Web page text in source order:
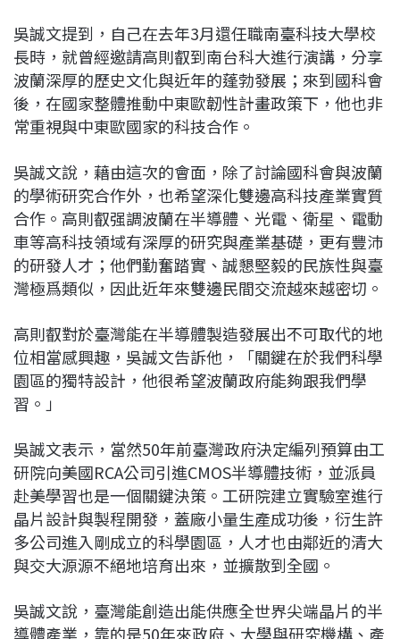
吳誠文提到，自己在去年3月還任職南臺科技大學校
長時，就曾經邀請高則叡到南台科大進行演講，分享
波蘭深厚的歷史文化與近年的蓬勃發展；來到國科會
後，在國家整體推動中東歐韌性計畫政策下，他也非
常重視與中東歐國家的科技合作。
吳誠文說，藉由這次的會面，除了討論國科會與波蘭
的學術研究合作外，也希望深化雙邊高科技產業實質
合作。高則叡强調波蘭在半導體、光電、衛星、電動
車等高科技領域有深厚的研究與產業基礎，更有豐沛
的研發人才；他們勤奮踏實、誠懇堅毅的民族性與臺
灣極爲類似，因此近年來雙邊民間交流越來越密切。
高則叡對於臺灣能在半導體製造發展出不可取代的地
位相當感興趣，吳誠文告訴他，「關鍵在於我們科學
園區的獨特設計，他很希望波蘭政府能夠跟我們學
習。」
吳誠文表示，當然50年前臺灣政府決定編列預算由工
研院向美國RCA公司引進CMOS半導體技術，並派員
赴美學習也是一個關鍵決策。工研院建立實驗室進行
晶片設計與製程開發，蓋廠小量生產成功後，衍生許
多公司進入剛成立的科學園區，人才也由鄰近的清大
與交大源源不絕地培育出來，並擴散到全國。
吳誠文說，臺灣能創造出能供應全世界尖端晶片的半
導體產業，靠的是50年來政府、大學與研究機構、產